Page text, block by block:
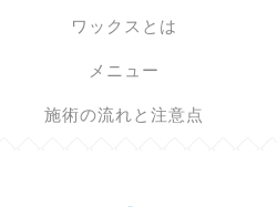
ワックスとは
メニュー
施術の流れと注意点